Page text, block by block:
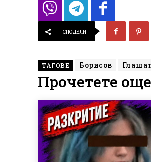
СПОДЕЛИ
ТАГОВЕ Борисов
Прочетете още